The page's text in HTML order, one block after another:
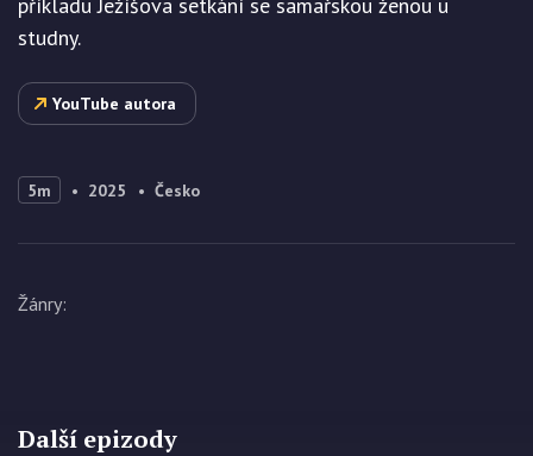
studny.
YouTube autora
5m 2025 Česko
Žánry:
Další epizody